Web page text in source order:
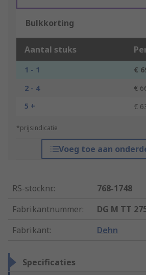
Bulkkorting
Aantal stuks
1 - 1
€
2 - 4
€
5 +
€
*prijsindicatie
Voeg toe aan
RS-stocknr.:
768-1748
Fabrikantnummer:
DG M TT
Fabrikant: Dehn
Specificaties